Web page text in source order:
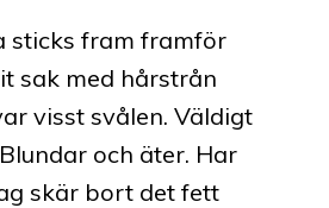
sticks fram framför
sak med hårstrån
visst svålen. Väldigt
och äter. Har
skär bort det fett